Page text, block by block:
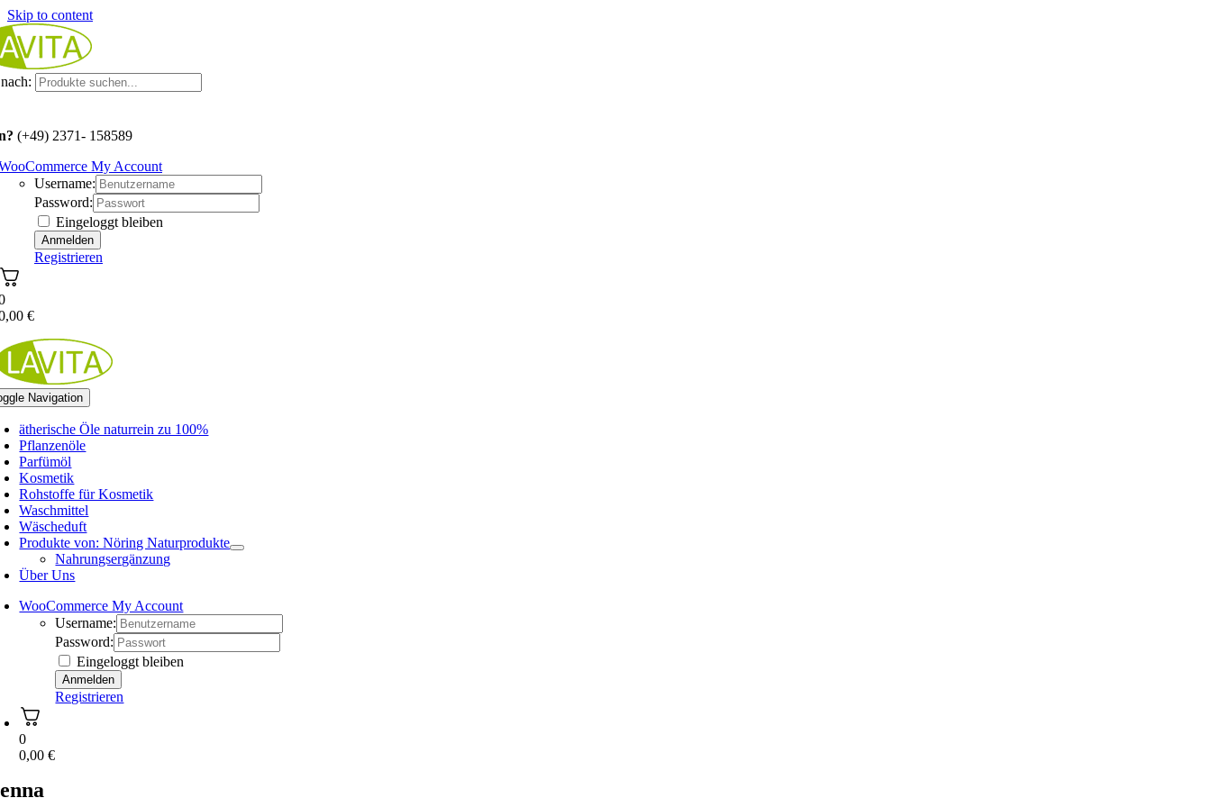
Skip to content
(+49) 2371- 158589
My Account
Username:
Password:
Eingeloggt bleiben
Registrieren
€
Navigation
ätherische Öle naturrein zu 100%
Pflanzenöle
Parfümöl
Kosmetik
Rohstoffe für Kosmetik
Waschmittel
Wäscheduft
Produkte von: Nöring Naturprodukte
Nahrungsergänzung
Über Uns
WooCommerce My Account
Username:
Password:
Eingeloggt bleiben
Registrieren
0
0,00€